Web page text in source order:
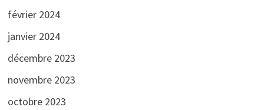
février 2024
janvier 2024
décembre 2023
novembre 2023
octobre 2023